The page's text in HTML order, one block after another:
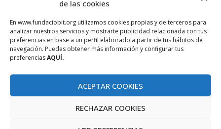
de las cookies
En www.fundaciobit.org utilizamos cookies propias y de terceros para
analizar nuestros servicios y mostrarte publicidad relacionada con tus
preferencias en base a un perfil elaborado a partir de tus hábitos de
navegación. Puedes obtener más información y configurar tus
preferenciasAQUÍ.
ACEPTAR COOKIES
RECHAZAR COOKIES